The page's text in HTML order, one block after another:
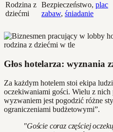
Rodzina z
dziećmi
Bezpieczeństwo, plac
zabaw, śniadanie
Głos hotelarza: wyznania
Za każdym hotelem stoi ekipa
oczekiwaniami gości. Wielu z nich
wyzwaniem jest pogodzić różne
ograniczeniami budżetowymi”.
"Goście coraz częściej